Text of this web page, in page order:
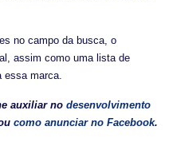
no campo da busca, o
assim como uma lista de
essa marca.
auxiliar no desenvolvimento
como anunciar no Facebook.